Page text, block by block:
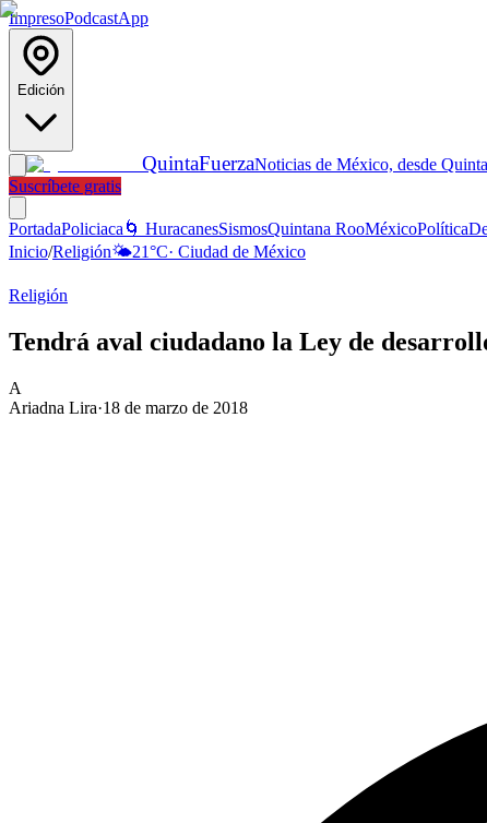
ImpresoPodcastApp
Edición
QuintaFuerzaNoticias de México, desde
Suscríbete gratis
PortadaPoliciaca 🌀 HuracanesSismosQuintana RooMéxicoPolítica
Inicio/Religión🌤️21°C· Ciudad de México
Religión
Tendrá aval ciudadano la Ley de
A
Ariadna Lira·18 de marzo de 2018